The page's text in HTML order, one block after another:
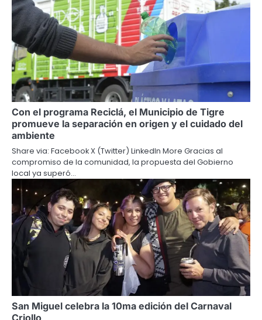
Con el programa Reciclá, el Municipio de Tigre
promueve la separación en origen y el cuidado del
ambiente
Share via: Facebook X (Twitter) LinkedIn More Gracias al
compromiso de la comunidad, la propuesta del Gobierno
local ya superó…
San Miguel celebra la 10ma edición del Carnaval